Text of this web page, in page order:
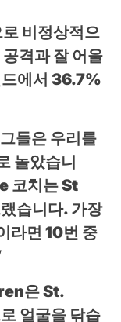
비정상적으
격과 잘 어울
드에서 36.7%
들은 우리를
놀았습니
코치는 St
습니다. 가장
라면 10번 중